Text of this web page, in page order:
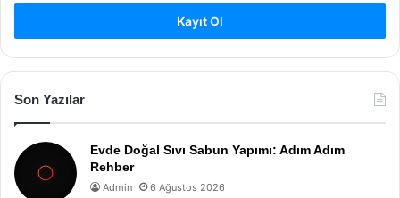
Kayıt Ol
Son Yazılar
Evde Doğal Sıvı Sabun Yapımı: Adım Adım
Rehber
Admin 6 Ağustos 2026